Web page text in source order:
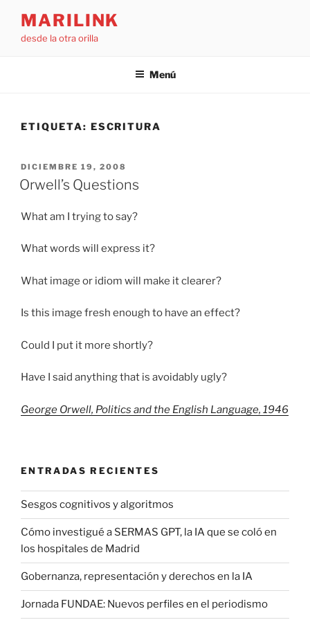
contenido
MARILINK
desde la otra orilla
Menú
ETIQUETA: ESCRITURA
PUBLICADO
EL
DICIEMBRE 19, 2008
Orwell’s Questions
What am I trying to say?
What words will express it?
What image or idiom will make it clearer?
Is this image fresh enough to have an effect?
Could I put it more shortly?
Have I said anything that is avoidably ugly?
George Orwell, Politics and the English Language, 1946
ENTRADAS RECIENTES
Sesgos cognitivos y algoritmos
Cómo investigué a SERMAS GPT, la IA que se coló en
los hospitales de Madrid
Gobernanza, representación y derechos en la IA
Jornada FUNDAE: Nuevos perfiles en el periodismo